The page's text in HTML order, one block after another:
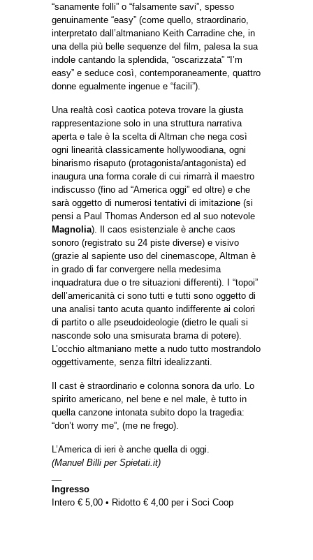
“sanamente folli” o “falsamente savi”, spesso
genuinamente “easy” (come quello, straordinario,
interpretato dall’altmaniano Keith Carradine che, in
una della più belle sequenze del film, palesa la sua
indole cantando la splendida, “oscarizzata” “I’m
easy” e seduce così, contemporaneamente, quattro
donne egualmente ingenue e “facili”).
Una realtà così caotica poteva trovare la giusta
rappresentazione solo in una struttura narrativa
aperta e tale è la scelta di Altman che nega così
ogni linearità classicamente hollywoodiana, ogni
binarismo risaputo (protagonista/antagonista) ed
inaugura una forma corale di cui rimarrà il maestro
indiscusso (fino ad “America oggi” ed oltre) e che
sarà oggetto di numerosi tentativi di imitazione (si
pensi a Paul Thomas Anderson ed al suo notevole
Magnolia). Il caos esistenziale è anche caos
sonoro (registrato su 24 piste diverse) e visivo
(grazie al sapiente uso del cinemascope, Altman è
in grado di far convergere nella medesima
inquadratura due o tre situazioni differenti). I “topoi”
dell’americanità ci sono tutti e tutti sono oggetto di
una analisi tanto acuta quanto indifferente ai colori
di partito o alle pseudoideologie (dietro le quali si
nasconde solo una smisurata brama di potere).
L’occhio altmaniano mette a nudo tutto mostrandolo
oggettivamente, senza filtri idealizzanti.
Il cast è straordinario e colonna sonora da urlo. Lo
spirito americano, nel bene e nel male, è tutto in
quella canzone intonata subito dopo la tragedia:
“don’t worry me”, (me ne frego).
L’America di ieri è anche quella di oggi.
(Manuel Billi per Spietati.it)
Ingresso
Intero € 5,00 • Ridotto € 4,00 per i Soci Coop